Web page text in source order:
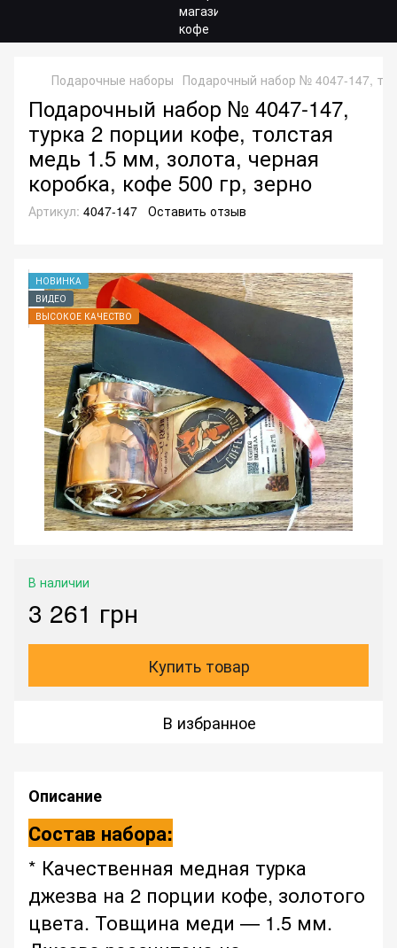
Подарочные наборы Подарочный набор № 4047-147,
Подарочный набор № 4047-147,
турка 2 порции кофе, толстая
медь 1.5 мм, золота, черная
коробка, кофе 500 гр, зерно
Артикул: 4047-147 Оставить отзыв
НОВИНКА
ВИДЕО
ВЫСОКОЕ КАЧЕСТВО
В наличии
3 261 грн
Купить товар
В избранное
Описание
Состав набора:
* Качественная медная турка
джезва на 2 порции кофе, золотого
цвета. Товщина меди — 1.5 мм.